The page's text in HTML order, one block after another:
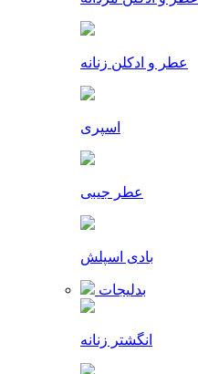
عطر و ادکلن زنانه
اسپری
عطر جیبی
بادی اسپلش
بدلیجات
انگشتر زنانه